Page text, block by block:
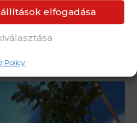
elfogadása
Policy
(INGYENES)